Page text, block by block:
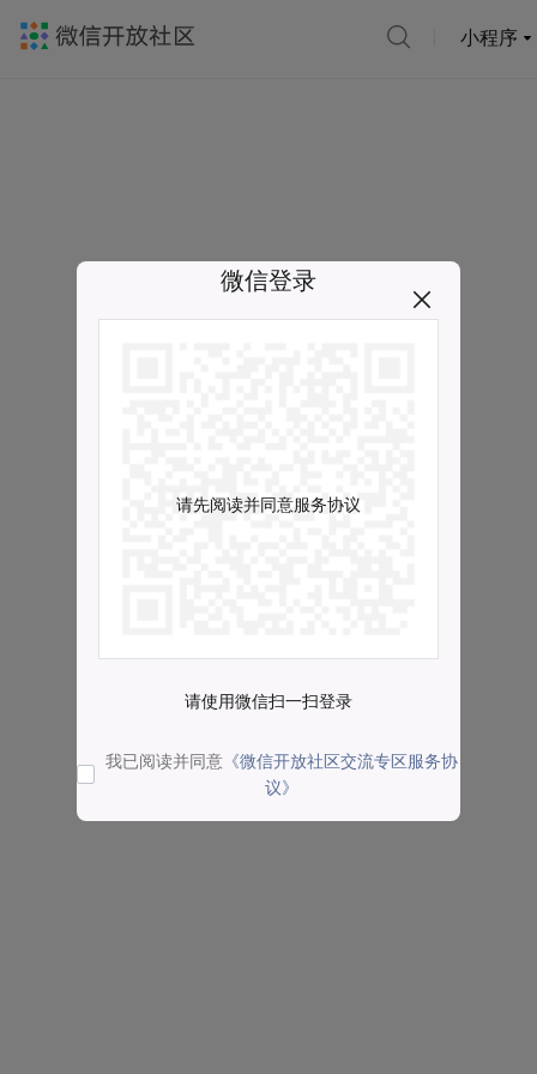
小程序
微信登录
请先阅读并同意服务协议
请使用微信扫一扫登录
我已阅读并同意 《微信开放社区交流专区服务协
议》